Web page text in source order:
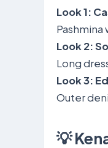
Look 1:
Look 2:
Long
Look 3:
Outer
💡